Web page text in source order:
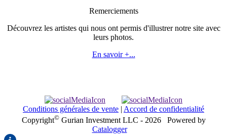
Remerciements
Découvrez les artistes qui nous ont permis d'illustrer notre site avec
leurs photos.
En savoir +...
Conditions générales de vente | Accord de confidentialité
Copyright©Gurian Investment LLC - 2026
Powered by
Catalogger